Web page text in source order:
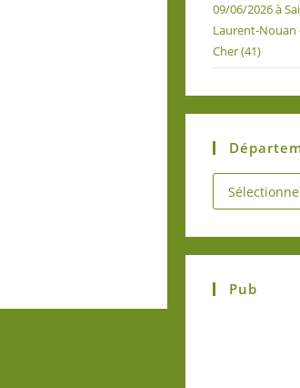
09/06/2026 à
Laurent-Nouan
Cher (41)
Pub